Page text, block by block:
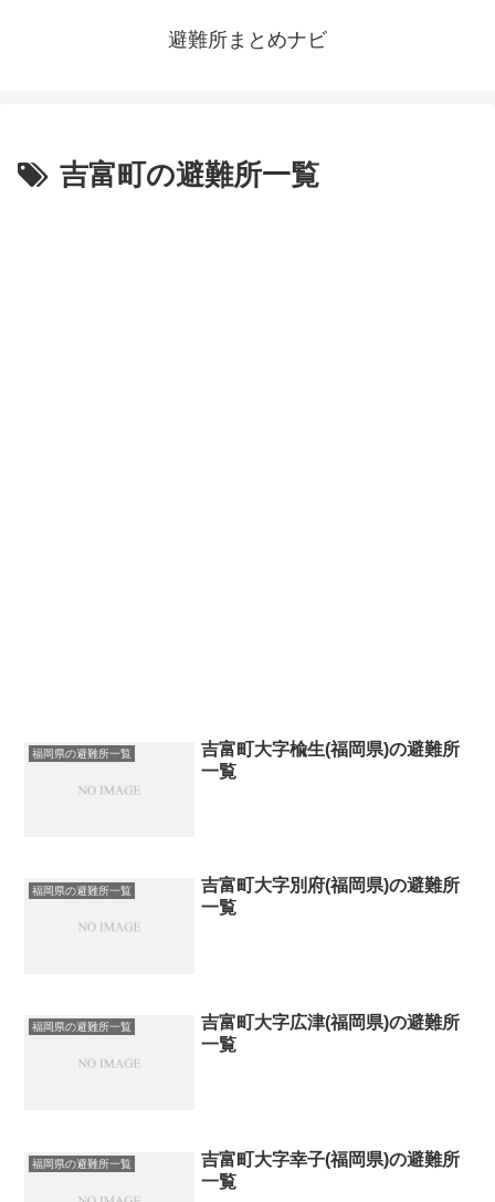
避難所まとめナビ
吉富町の避難所一覧
福岡県の避難所一覧
吉富町大字楡生(福岡県)の避難所
一覧
福岡県の避難所一覧
吉富町大字別府(福岡県)の避難所
一覧
福岡県の避難所一覧
吉富町大字広津(福岡県)の避難所
一覧
福岡県の避難所一覧
吉富町大字幸子(福岡県)の避難所
一覧